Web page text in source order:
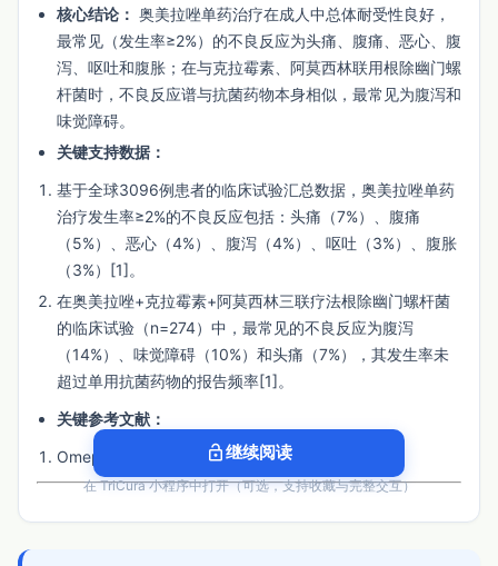
核心结论： 奥美拉唑单药治疗在成人中总体耐受性良好，
最常见（发生率≥2%）的不良反应为头痛、腹痛、恶心、腹
泻、呕吐和腹胀；在与克拉霉素、阿莫西林联用根除幽门螺
杆菌时，不良反应谱与抗菌药物本身相似，最常见为腹泻和
味觉障碍。
关键支持数据：
基于全球3096例患者的临床试验汇总数据，奥美拉唑单药
治疗发生率≥2%的不良反应包括：头痛（7%）、腹痛
（5%）、恶心（4%）、腹泻（4%）、呕吐（3%）、腹胀
（3%）[1]。
在奥美拉唑+克拉霉素+阿莫西林三联疗法根除幽门螺杆菌
的临床试验（n=274）中，最常见的不良反应为腹泻
（14%）、味觉障碍（10%）和头痛（7%），其发生率未
超过单用抗菌药物的报告频率[1]。
关键参考文献：
Omeprazole药品说明书， 2023[1]。
lock_open继续阅读
在 TriCura 小程序中打开（可选，支持收藏与完整交互）